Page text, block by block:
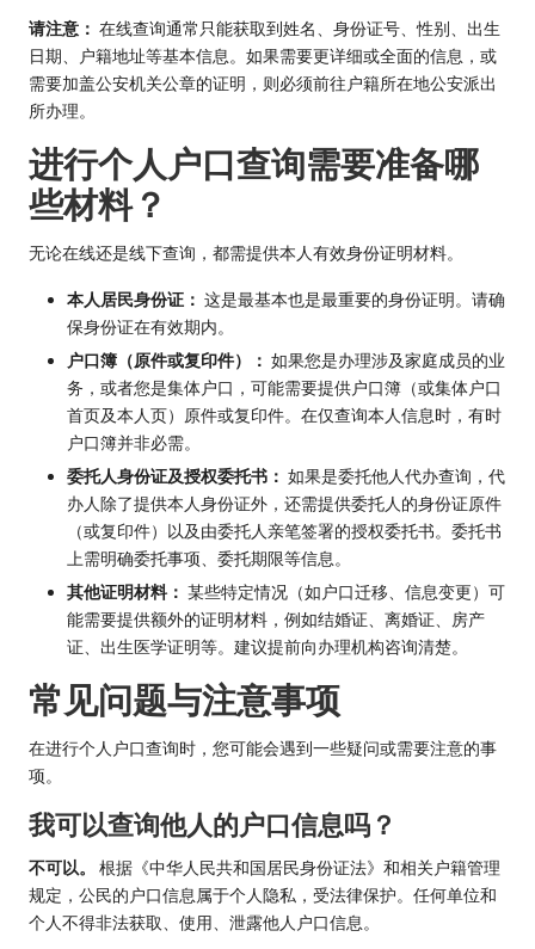
请注意： 在线查询通常只能获取到姓名、身份证号、性别、出生
日期、户籍地址等基本信息。如果需要更详细或全面的信息，或
需要加盖公安机关公章的证明，则必须前往户籍所在地公安派出
所办理。
进行个人户口查询需要准备哪
些材料？
无论在线还是线下查询，都需提供本人有效身份证明材料。
本人居民身份证： 这是最基本也是最重要的身份证明。请确
保身份证在有效期内。
户口簿（原件或复印件）： 如果您是办理涉及家庭成员的业
务，或者您是集体户口，可能需要提供户口簿（或集体户口
首页及本人页）原件或复印件。在仅查询本人信息时，有时
户口簿并非必需。
委托人身份证及授权委托书： 如果是委托他人代办查询，代
办人除了提供本人身份证外，还需提供委托人的身份证原件
（或复印件）以及由委托人亲笔签署的授权委托书。委托书
上需明确委托事项、委托期限等信息。
其他证明材料： 某些特定情况（如户口迁移、信息变更）可
能需要提供额外的证明材料，例如结婚证、离婚证、房产
证、出生医学证明等。建议提前向办理机构咨询清楚。
常见问题与注意事项
在进行个人户口查询时，您可能会遇到一些疑问或需要注意的事
项。
我可以查询他人的户口信息吗？
不可以。
根据《中华人民共和国居民身份证法》和相关户籍管理
规定，公民的户口信息属于个人隐私，受法律保护。任何单位和
个人不得非法获取、使用、泄露他人户口信息。